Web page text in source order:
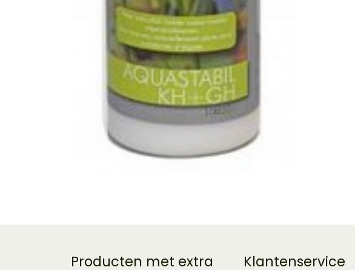
Producten met extra
Klantenservice